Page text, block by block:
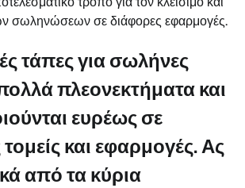
σωληνώσεων σε διάφορες εφαρμογές.
τάπες για σωλήνες
πλεονεκτήματα και
ευρέως σε
και εφαρμογές. Ας
από τα κύρια